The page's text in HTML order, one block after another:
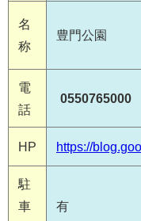
名
称
豊門公園
電
話
0550765000
HP https://
駐
車
有